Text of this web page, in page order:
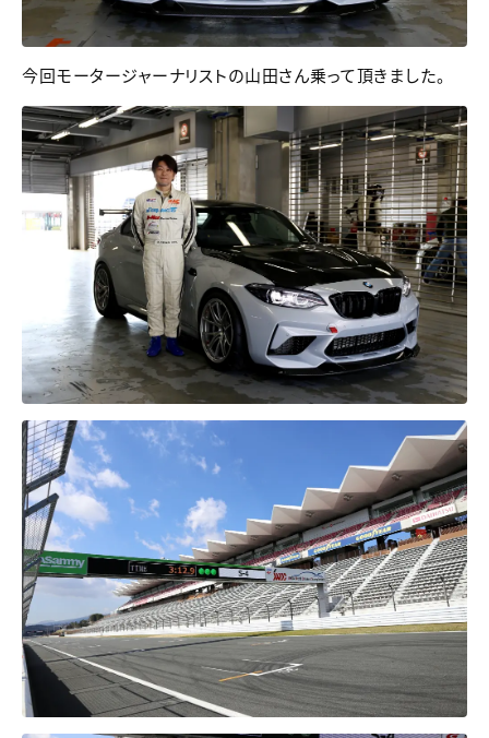
今回モータージャーナリストの山田さん乗って頂きました。